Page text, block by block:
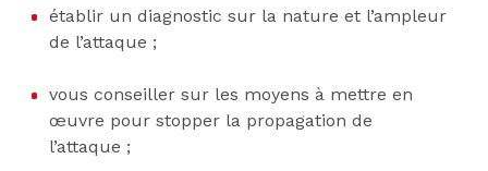
établir un diagnostic sur la nature et l’ampleur
de l’attaque ;
vous conseiller sur les moyens à mettre en
œuvre pour stopper la propagation de
l’attaque ;